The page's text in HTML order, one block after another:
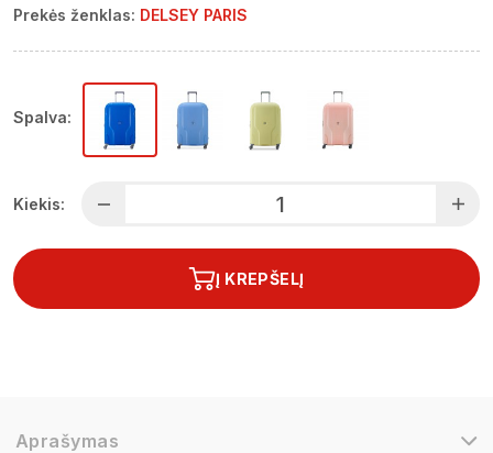
Prekės ženklas: DELSEY PARIS
Spalva:
Kiekis:
Į KREPŠELĮ
Aprašymas